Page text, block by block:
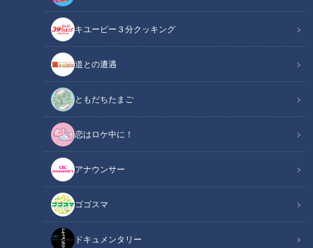
キユーピー３分クッキング
道との遭遇
ともだちたまご
恋はロケ中に！
アナウンサー
ゴゴスマ
ドキュメンタリー
CBCテレビ『チャント！』マヂ学校に向かいます
この記事の画像（全8枚）